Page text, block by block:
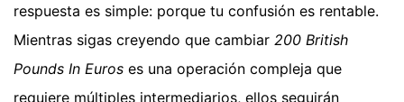
respuesta es simple: porque tu confusión es rentable.
Mientras sigas creyendo que cambiar 200 British
Pounds In Euros es una operación compleja que
requiere múltiples intermediarios, ellos seguirán